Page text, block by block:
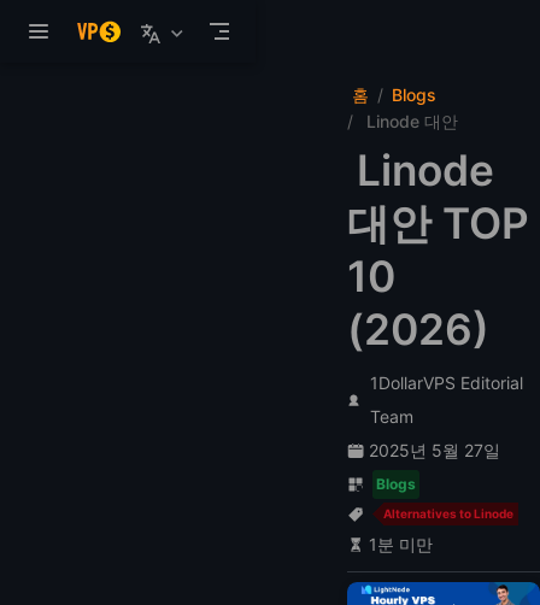
홈
Blogs
Linode 대안
Linode
대안 TOP
10
(2026)
1DollarVPS Editorial
Team
2025년 5월 27일
Blogs
Alternatives to Linode
1분 미만